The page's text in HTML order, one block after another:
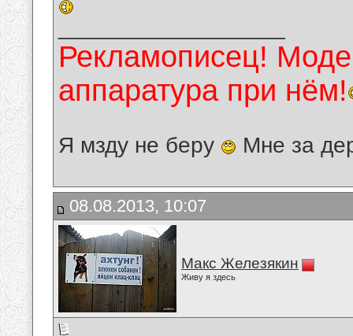
Рекламописец!
аппаратура при нём!
Я мзду не беру Мне за
08.08.2013, 10:07
Макс Железякин
Живу я здесь